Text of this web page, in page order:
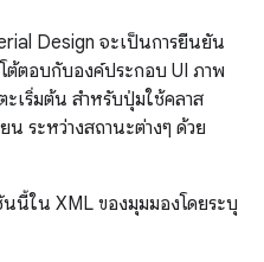
Design จะเป็นการยืนยัน
ตอบกับองค์ประกอบ UI ภาพ
เริ่มต้น สำหรับปุ่มใช้คลาส
น ระหว่างสถานะต่างๆ ด้วย
ใน XML ของมุมมองโดยระบุ